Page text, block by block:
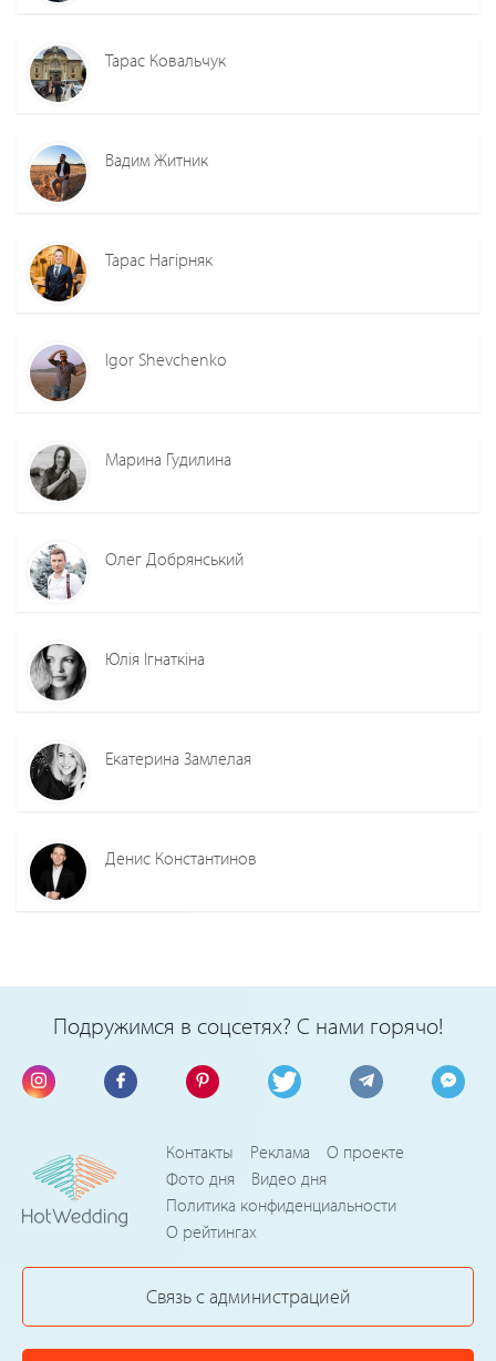
Тарас Ковальчук
Вадим Житник
Тарас Нагірняк
Igor Shevchenko
Марина Гудилина
Олег Добрянський
Юлія Ігнаткіна
Екатерина Замлелая
Денис Константинов
Подружимся в соцсетях? С нами горячо!
Контакты Реклама
О проекте
Фото дня
Видео дня
Политика конфиденциальности
О рейтингах
Связь с администрацией